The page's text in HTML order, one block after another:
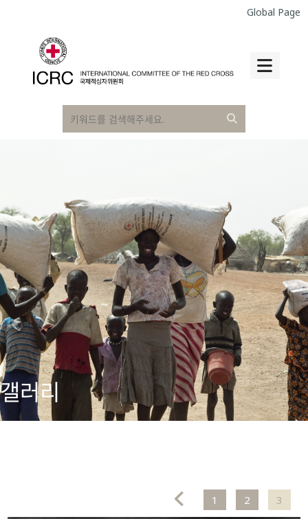
Global Page
갤러리
1 2 3